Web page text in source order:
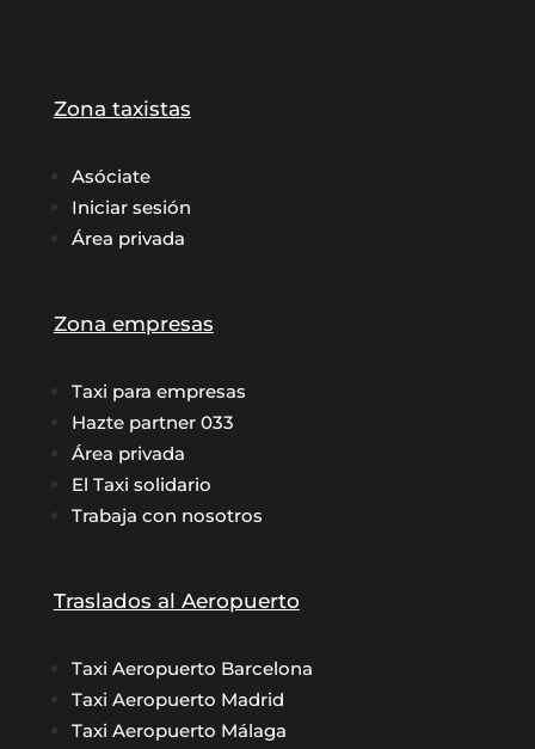
Zona taxistas
Asóciate
Iniciar sesión
Área privada
Zona empresas
Taxi para empresas
Hazte partner 033
Área privada
El Taxi solidario
Trabaja con nosotros
Traslados al Aeropuerto
Taxi Aeropuerto Barcelona
Taxi Aeropuerto Madrid
Taxi Aeropuerto Málaga